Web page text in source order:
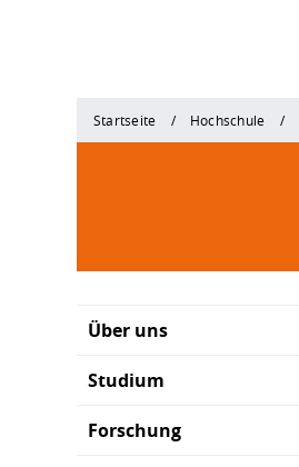
Startseite Hochschule
Über uns
Studium
Forschung